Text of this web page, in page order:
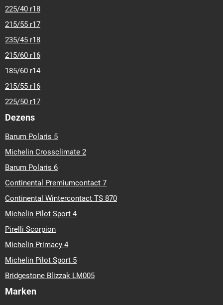
225/40 r18
215/55 r17
235/45 r18
215/60 r16
185/60 r14
215/55 r16
225/50 r17
Dezens
Barum Polaris 5
Michelin Crossclimate 2
Barum Polaris 6
Continental Premiumcontact 7
Continental Wintercontact TS 870
Michelin Pilot Sport 4
Pirelli Scorpion
Michelin Primacy 4
Michelin Pilot Sport 5
Bridgestone Blizzak LM005
Marken